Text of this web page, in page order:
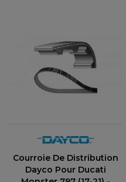
Courroie De Distribution
Dayco Pour Ducati